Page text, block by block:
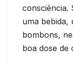
consciência.
uma bebida,
bombons,
boa dose de